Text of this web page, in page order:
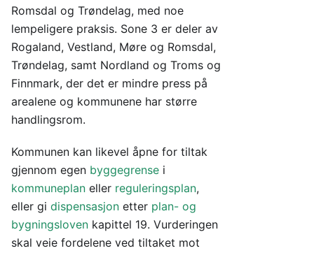
Romsdal og Trøndelag, med noe
lempeligere praksis. Sone 3 er deler av
Rogaland, Vestland, Møre og Romsdal,
Trøndelag, samt Nordland og Troms og
Finnmark, der det er mindre press på
arealene og kommunene har større
handlingsrom.
Kommunen kan likevel åpne for tiltak
gjennom egen byggegrense i
kommuneplan eller reguleringsplan,
eller gi dispensasjon etter plan- og
bygningsloven kapittel 19. Vurderingen
skal veie fordelene ved tiltaket mot